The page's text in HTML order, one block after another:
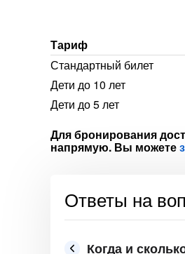
Тариф
Стандартный билет
Дети до 10 лет
Дети до 5 лет
Для бронирования
напрямую. Вы можете
Ответы на
Когда и